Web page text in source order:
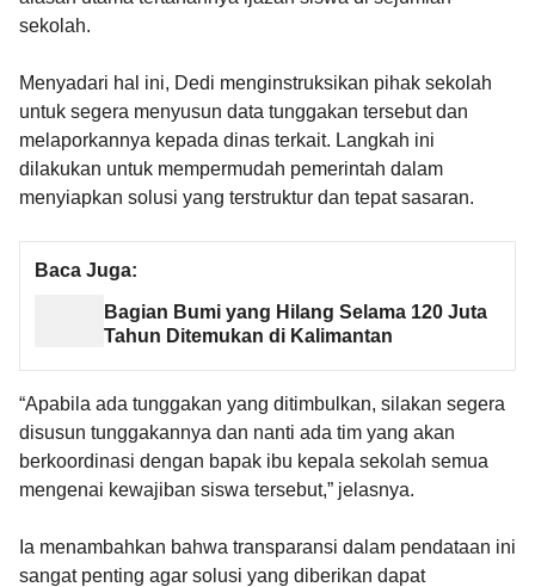
sekolah.
Menyadari hal ini, Dedi menginstruksikan pihak sekolah
untuk segera menyusun data tunggakan tersebut dan
melaporkannya kepada dinas terkait. Langkah ini
dilakukan untuk mempermudah pemerintah dalam
menyiapkan solusi yang terstruktur dan tepat sasaran.
Baca Juga:
Bagian Bumi yang Hilang Selama 120 Juta
Tahun Ditemukan di Kalimantan
“Apabila ada tunggakan yang ditimbulkan, silakan segera
disusun tunggakannya dan nanti ada tim yang akan
berkoordinasi dengan bapak ibu kepala sekolah semua
mengenai kewajiban siswa tersebut,” jelasnya.
Ia menambahkan bahwa transparansi dalam pendataan ini
sangat penting agar solusi yang diberikan dapat